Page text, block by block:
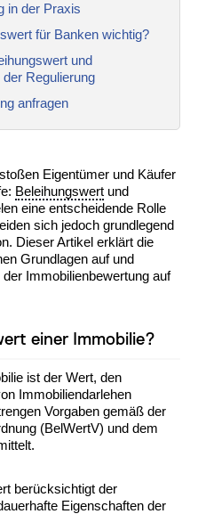
in der Praxis
für Banken wichtig?
und
Regulierung
anfragen
Eigentümer und Käufer
Beleihungswert und
eine entscheidende Rolle
sich jedoch grundlegend
Dieser Artikel erklärt die
Grundlagen auf und
Immobilienbewertung auf
einer Immobilie?
ist der Wert, den
Immobiliendarlehen
Vorgaben gemäß der
(BelWertV) und dem
berücksichtigt der
Eigenschaften der